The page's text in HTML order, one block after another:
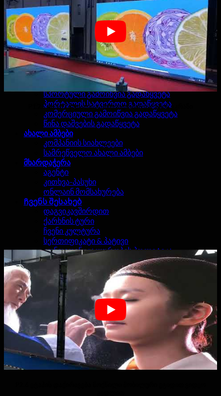
შიდა ეტაპზე პროექტის
გარე ეტაპზე პროექტები
გარე რეკლამა პროექტები
HD LED ტელევიზორი პროექტები
შიდა ფიქსირებული პროექტები
ვიდეო
გადაწყვეტილებები
ეტაპზე ღონისძიება გადაწყვეტა
სატელევიზიო სტუდია გადაწყვეტა
სპორტული გამოიწვია გადაწყვეტა
პორტალის სატვირთო გადაწყვეტა
კომერციული გამოიწვია გადაწყვეტა
წინა დაშვების გადაწყვეტა
ახალი ამბები
კომპანიის სიახლეები
სამრეწველო ახალი ამბები
მხარდაჭერა
აგენტი
კითხვა-პასუხი
ონლაინ მომსახურება
Ჩვენს შესახებ
დაგვიკავშირდით
ქარხნის ტური
ჩვენი კულტურა
სერთიფიკატი & პატივი
კონფიდენციალურობის პოლიტიკა
Ძებნა:
0
არ პროდუქტების კალათა.
P1.25 4K HD მაღალი გარჩევადობის ეკრანის ეკრანი